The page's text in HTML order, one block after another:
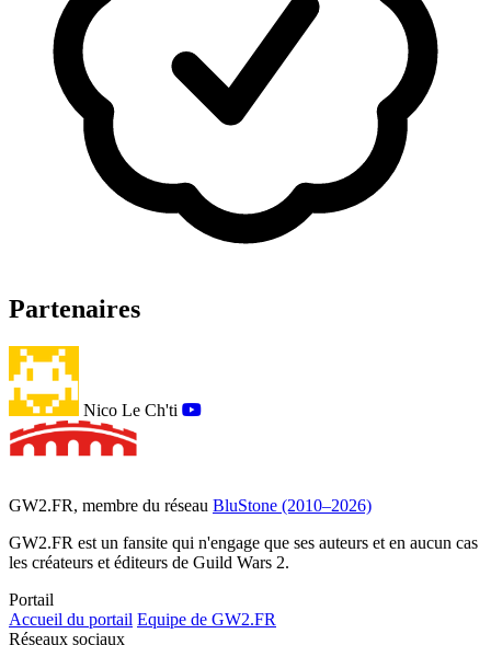
Partenaires
Nico Le Ch'ti
GW2.FR, membre du réseau BluStone (2010–2026)
GW2.FR est un fansite qui n'engage que ses auteurs et en aucun cas
les créateurs et éditeurs de Guild Wars 2.
Portail
Accueil du portail Equipe de GW2.FR
Réseaux sociaux